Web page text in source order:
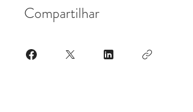
Compartilhar